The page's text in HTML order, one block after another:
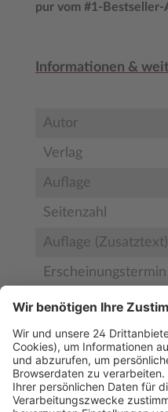
pur vom #1-Bestseller-
Informationen &
Autor
Verlag
Auflage
Seitenzahl
Auflage (Zusatztext)
Erscheinungstermin
Bestell-Nr.
ISBN